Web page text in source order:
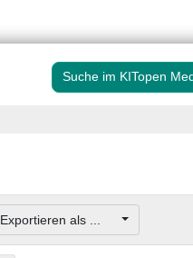
Suche im KITopen
Exportieren als ...